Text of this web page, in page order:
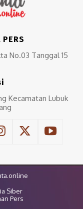
No.03 Tanggal 15
Kecamatan Lubuk
Siber
Pers